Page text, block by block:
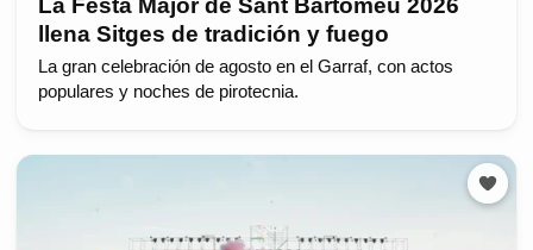
La Festa Major de Sant Bartomeu 2026
llena Sitges de tradición y fuego
La gran celebración de agosto en el Garraf, con actos
populares y noches de pirotecnia.